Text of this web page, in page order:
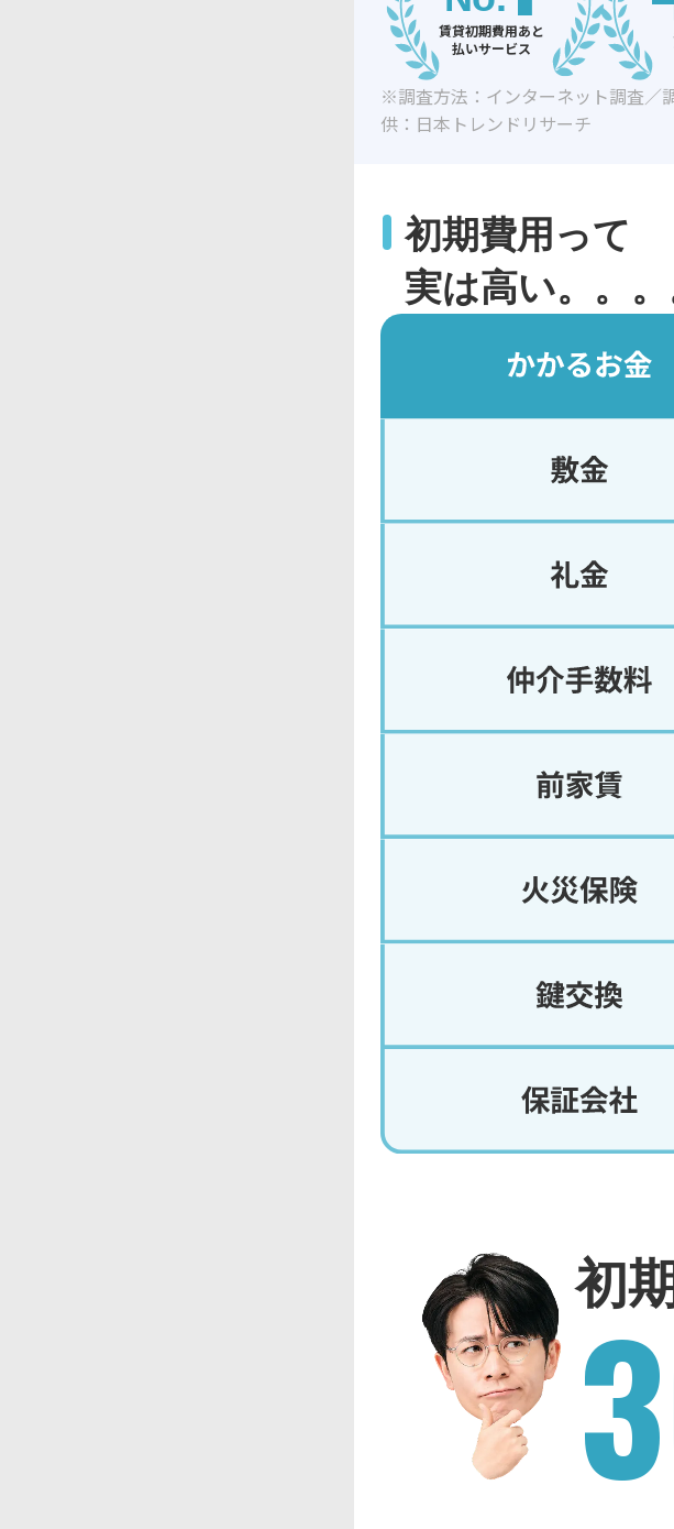
賃貸初期費用あと
払いサービス
※調査方法：インターネット調査／
供：日本トレンドリサーチ
初期費用って
実は高い。。。
初